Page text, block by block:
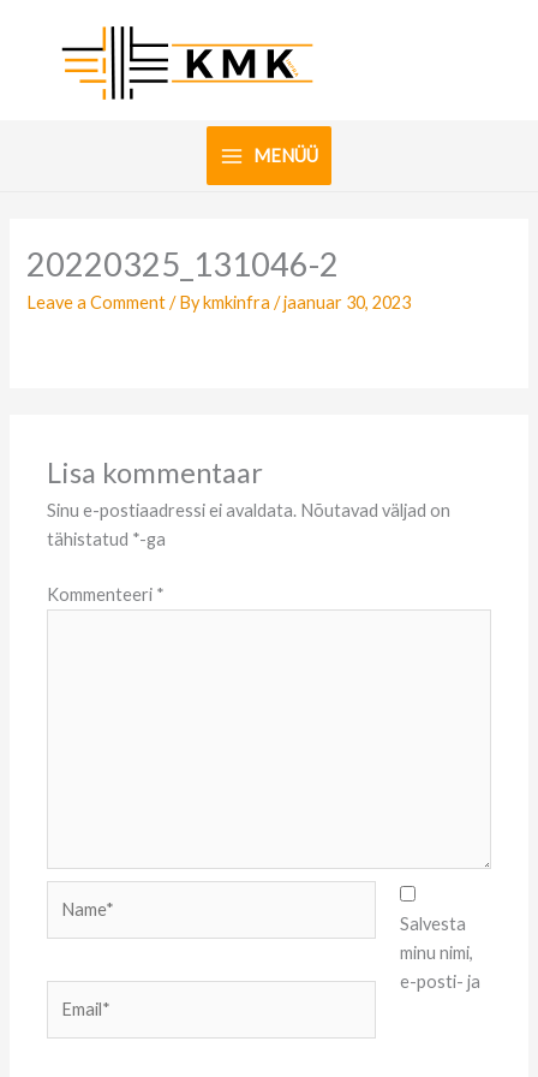
MENÜÜ
20220325_131046-2
Leave a Comment / Bykmkinfra/jaanuar 30, 2023
Lisa kommentaar
Sinu e-postiaadressi ei avaldata. Nõutavad väljad on
tähistatud *-ga
Kommenteeri *
Salvesta
minu nimi,
e-posti- ja